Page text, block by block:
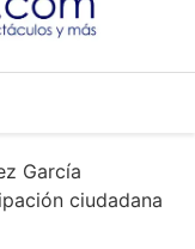
García
ciudadana